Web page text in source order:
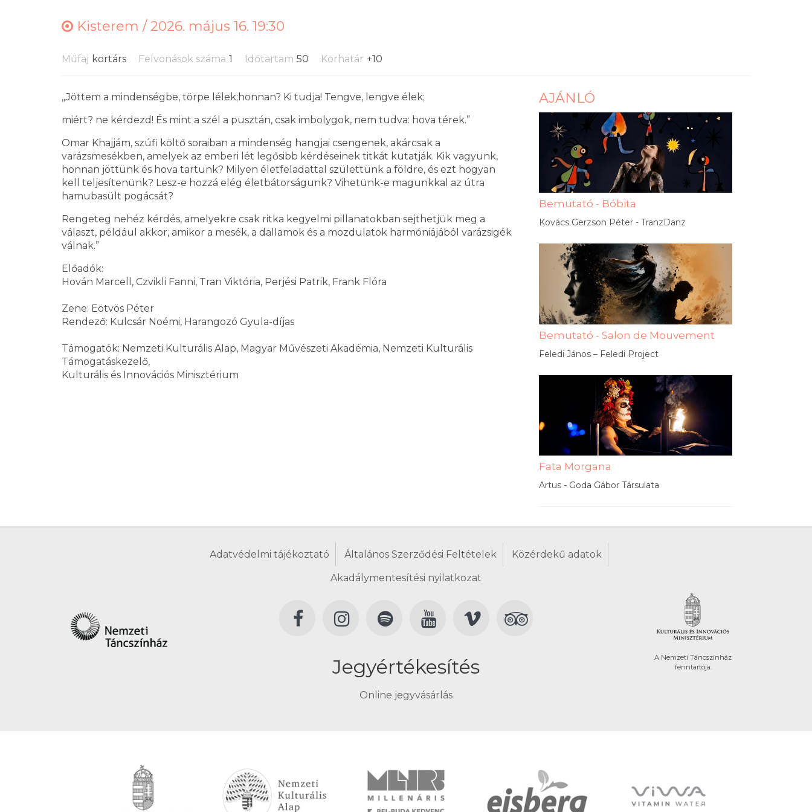
Kisterem / 2026. május 16. 19:30
Műfaj kortárs Felvonások száma 1 Időtartam 50 Korhatár +10
„Jöttem a mindenségbe, törpe lélek;honnan? Ki tudja! Tengve, lengve élek;
miért? ne kérdezd! És mint a szél a pusztán, csak imbolygok, nem tudva: hova térek.”
Omar Khajjám, szúfi költő soraiban a mindenség hangjai csengenek, akárcsak a
varázsmesékben, amelyek az emberi lét legősibb kérdéseinek titkát kutatják. Kik vagyunk,
honnan jöttünk és hova tartunk? Milyen életfeladattal születtünk a földre, és ezt hogyan
kell teljesítenünk? Lesz-e hozzá elég életbátorságunk? Vihetünk-e magunkkal az útra
hamubasült pogácsát?
Rengeteg nehéz kérdés, amelyekre csak ritka kegyelmi pillanatokban sejthetjük meg a
választ, például akkor, amikor a mesék, a dallamok és a mozdulatok harmóniájából varázsigék
válnak.”
Előadók:
Hován Marcell, Czvikli Fanni, Tran Viktória, Perjési Patrik, Frank Flóra
Zene: Eötvös Péter
Rendező: Kulcsár Noémi, Harangozó Gyula-díjas
Támogatók: Nemzeti Kulturális Alap, Magyar Művészeti Akadémia, Nemzeti Kulturális
Támogatáskezelő,
Kulturális és Innovációs Minisztérium
AJÁNLÓ
Bemutató - Bóbita
Kovács Gerzson Péter - TranzDanz
Bemutató - Salon de Mouvement
Feledi János – Feledi Project
Fata Morgana
Artus - Goda Gábor Társulata
Adatvédelmi tájékoztató Általános Szerződési Feltételek Közérdekű adatok
Akadálymentesítési nyilatkozat
Jegyértékesítés
Online jegyvásárlás
A Nemzeti Táncszínház
fenntartója.